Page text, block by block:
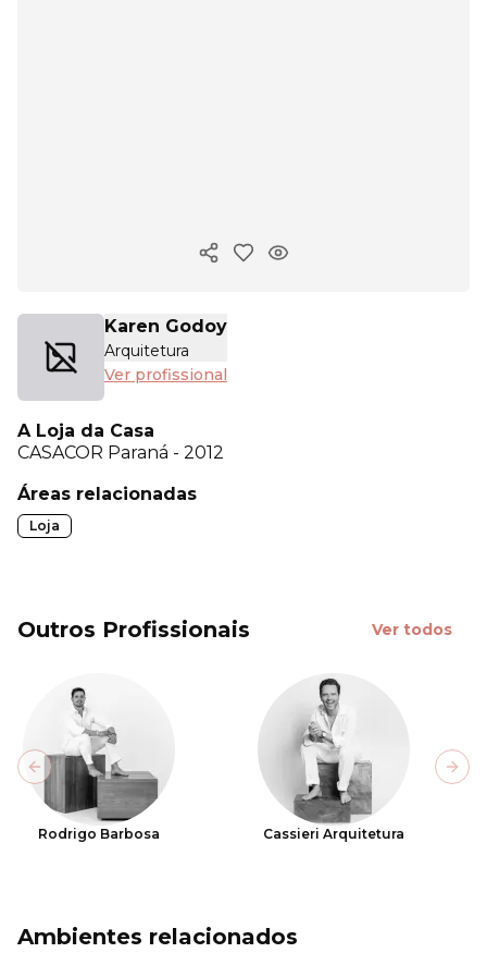
Copiar link
Karen Godoy
Arquitetura
Ver profissional
A Loja da Casa
CASACOR Paraná - 2012
Áreas relacionadas
Loja
Outros Profissionais Ver todos
Rodrigo Barbosa Cassieri Arquitetura
Previous slide
Ambientes relacionados